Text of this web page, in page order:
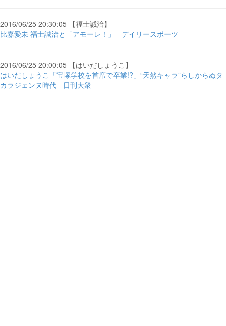
2016/06/25 20:30:05 【福士誠治】
比嘉愛未 福士誠治と「アモーレ！」 - デイリースポーツ
2016/06/25 20:00:05 【はいだしょうこ】
はいだしょうこ「宝塚学校を首席で卒業!?」“天然キャラ”らしからぬタ
カラジェンヌ時代 - 日刊大衆